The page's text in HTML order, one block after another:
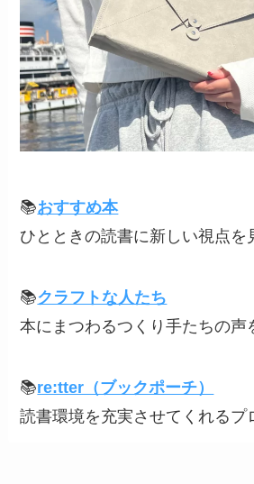
📚おすすめ本
ひとときの読書に新しい視点を
📚クラフトな人たち
本にまつわるつくり手たちの声
📚re:tter（ブックポーチ）
読書環境を充実させてくれるプ